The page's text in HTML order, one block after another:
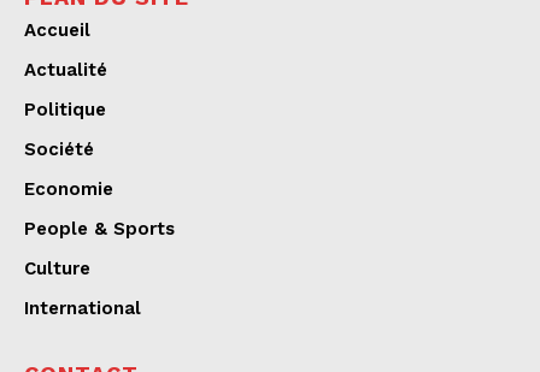
Accueil
Actualité
Politique
Société
Economie
People & Sports
Culture
International